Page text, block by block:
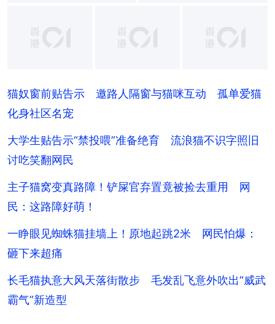
+10
猫奴窗前贴告示 邀路人隔窗与猫咪互动 孤单爱猫
化身社区名宠
大学生贴告示“禁投喂”准备绝育 流浪猫不识字照旧
讨吃笑翻网民
主子猫窝变真路障！铲屎官弃置竟被捡去重用 网
民：这路障好萌！
一睁眼见蜘蛛猫挂墙上！原地起跳2米 网民怕爆：
砸下来超痛
长毛猫执意大风天落街散步 毛发乱飞意外吹出“威武
霸气”新造型